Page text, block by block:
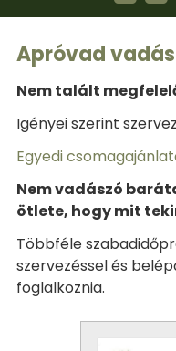
Apróvad
Nem talált
Igényei szerint
Egyedi
Nem vadászó
ötlete, hogy mit
Többféle
szervezéssel és
foglalkoznia.